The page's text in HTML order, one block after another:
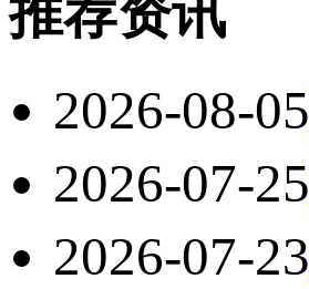
推荐资讯
2026-08-05
2026-07-25
2026-07-23